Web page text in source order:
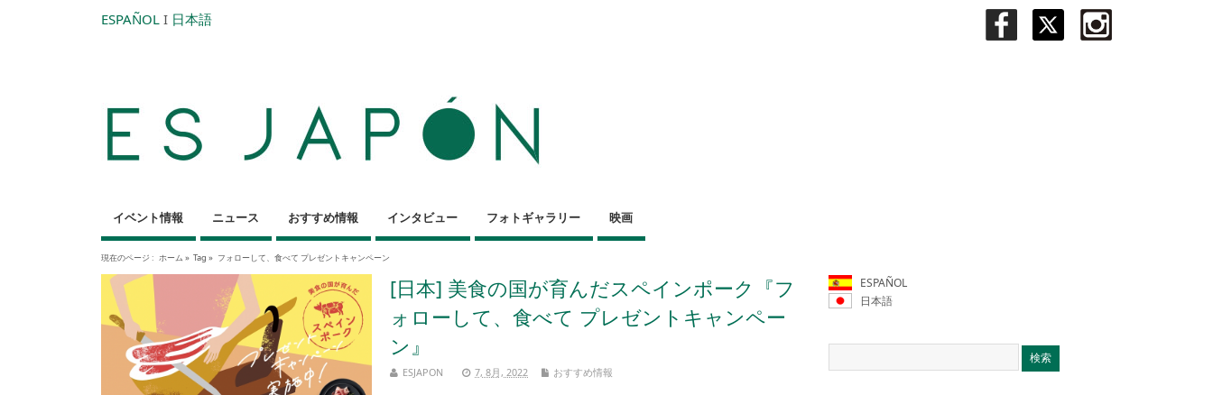
ESPAÑOL I 日本語
イベント情報 ニュース おすすめ情報 インタビュー フォトギャラリー 映画
現在のページ : ホーム » Tag » フォローして、食べて プレゼントキャンペーン
[日本] 美食の国が育んだスペインポーク『フ
ォローして、食べて プレゼントキャンペー
ン』
ESJAPON 7, 8月, 2022 おすすめ情報
ESPAÑOL
日本語